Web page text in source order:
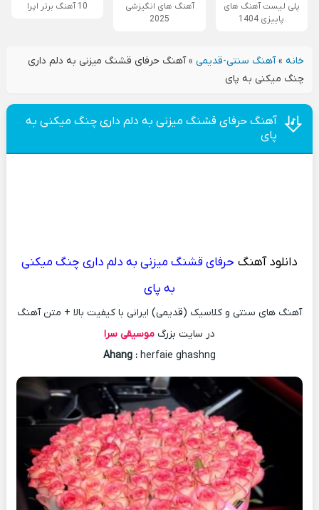
پلی لیست آهنگ های
پاییزی 1404
آهنگ های انگیزشی
2025
10 آهنگ برتر اپرا
خانه»آهنگ سنتی-قدیمی»آهنگ حرفای قشنگ میزنی به دلم داری
چنگ میکنی به پای
آهنگ حرفای قشنگ میزنی به دلم داری چنگ میکنی به
پای
دانلود آهنگ حرفای قشنگ میزنی به دلم داری چنگ میکنی
به پای
آهنگ های سنتی و کلاسیک (قدیمی) ایرانی با کیفیت بالا + متن آهنگ
در سایت بزرگ موسیقی سرا
Ahang : herfaie ghashng